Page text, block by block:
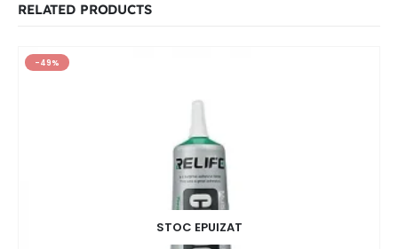
RELATED PRODUCTS
-49%
STOC EPUIZAT